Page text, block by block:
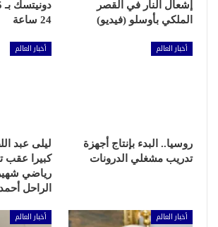
إشعال النار في القصر
الملكي بأوسلو (فيديو)
24 ساعة
أخبار العالم
روسيا.. البدء بإنتاج أجهزة
تدريب مشغلي الدرونات
أخبار العالم
ليلى عبد
كبيرا عقب
رياضي
الراحل
أخبار العالم أخبار العالم